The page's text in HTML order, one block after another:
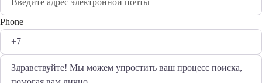
Phone